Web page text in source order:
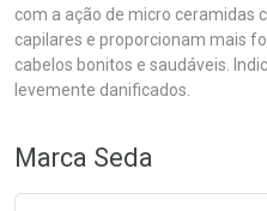
com a ação de micro ceramidas
capilares e proporcionam mais
cabelos bonitos e saudáveis.
levemente danificados.
Marca Seda